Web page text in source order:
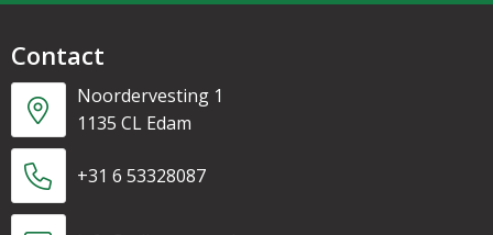
Contact
Noordervesting 1
1135 CL Edam
+31 6 53328087